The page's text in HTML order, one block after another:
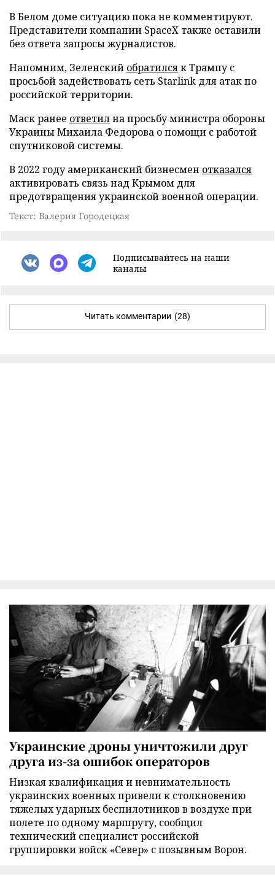
В Белом доме ситуацию пока не комментируют.
Представители компании SpaceX также оставили
без ответа запросы журналистов.
Напомним, Зеленский обратилсяк Трампу с
просьбой задействовать сеть Starlink для атак по
российской территории.
Маск ранее ответилна просьбу министра обороны
Украины Михаила Федорова о помощи с работой
спутниковой системы.
В 2022 году американский бизнесмен отказался
активировать связь над Крымом для
предотвращения украинской военной операции.
Текст: Валерия Городецкая
Подписывайтесь на наши
каналы
Читать комментарии (28)
Украинские дроны уничтожили друг
друга из-за ошибок операторов
Низкая квалификация и невнимательность
украинских военных привели к столкновению
тяжелых ударных беспилотников в воздухе при
полете по одному маршруту, сообщил
технический специалист российской
группировки войск «Север» с позывным Ворон.